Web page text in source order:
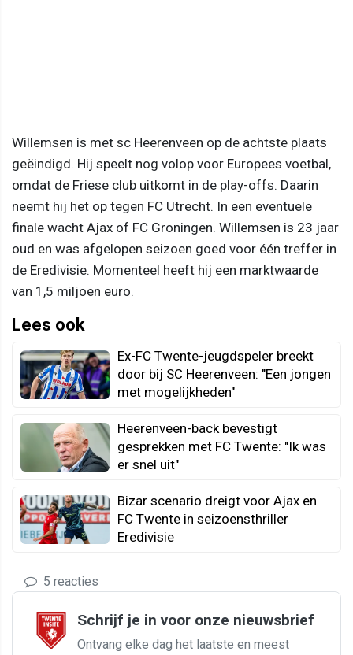
Willemsen is met sc Heerenveen op de achtste plaats
geëindigd. Hij speelt nog volop voor Europees voetbal,
omdat de Friese club uitkomt in de play-offs. Daarin
neemt hij het op tegen FC Utrecht. In een eventuele
finale wacht Ajax of FC Groningen. Willemsen is 23 jaar
oud en was afgelopen seizoen goed voor één treffer in
de Eredivisie. Momenteel heeft hij een marktwaarde
van 1,5 miljoen euro.
Lees ook
Ex-FC Twente-jeugdspeler breekt
door bij SC Heerenveen: "Een jongen
met mogelijkheden"
Heerenveen-back bevestigt
gesprekken met FC Twente: "Ik was
er snel uit"
Bizar scenario dreigt voor Ajax en
FC Twente in seizoensthriller
Eredivisie
5 reacties
Schrijf je in voor onze nieuwsbrief
Ontvang elke dag het laatste en meest